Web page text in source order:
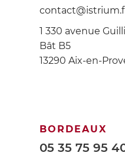
1 330 avenue
Bât B5
13290 Aix-en-
BORDEAUX
05 35 75 95